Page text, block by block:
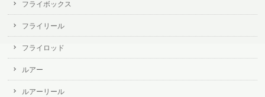
フライボックス
フライリール
フライロッド
ルアー
ルアーリール